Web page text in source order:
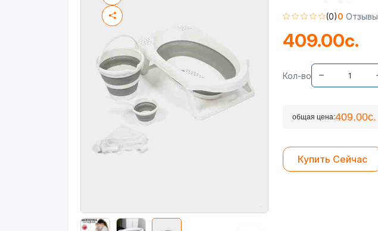
(0)0 Отзывы
409.00с.
Кол-во
общая цена:409.00с.
Купить Сейчас